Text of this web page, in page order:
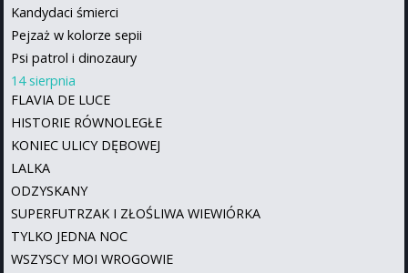
Kandydaci śmierci
Pejzaż w kolorze sepii
Psi patrol i dinozaury
14 sierpnia
FLAVIA DE LUCE
HISTORIE RÓWNOLEGŁE
KONIEC ULICY DĘBOWEJ
LALKA
ODZYSKANY
SUPERFUTRZAK I ZŁOŚLIWA WIEWIÓRKA
TYLKO JEDNA NOC
WSZYSCY MOI WROGOWIE